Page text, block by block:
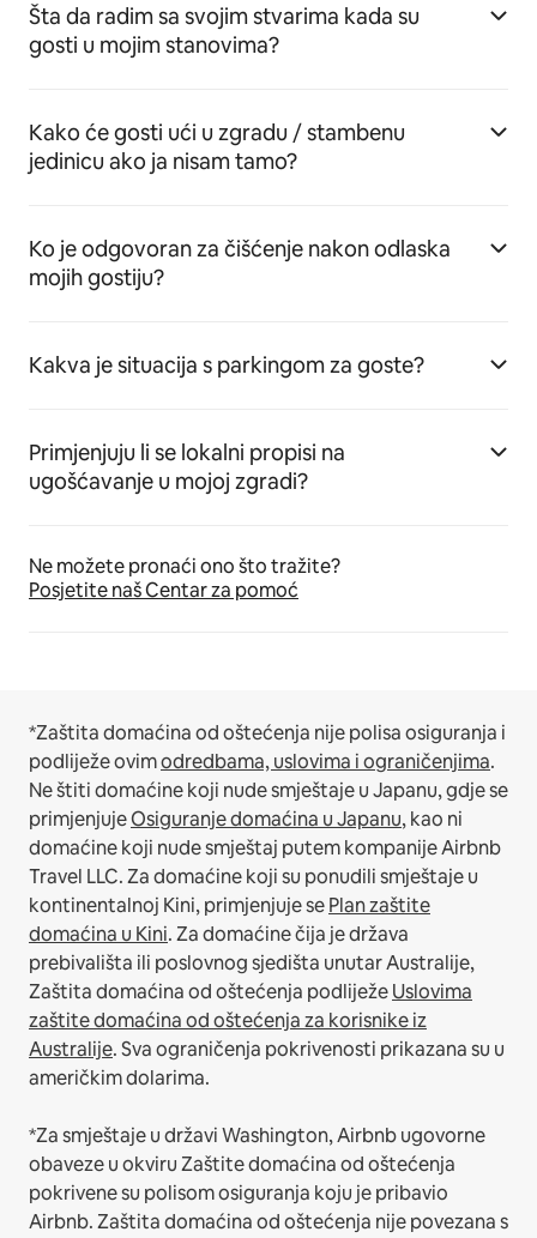
Šta da radim sa svojim stvarima kada su
gosti u mojim stanovima?
Kako će gosti ući u zgradu / stambenu
jedinicu ako ja nisam tamo?
Ko je odgovoran za čišćenje nakon odlaska
mojih gostiju?
Kakva je situacija s parkingom za goste?
Primjenjuju li se lokalni propisi na
ugošćavanje u mojoj zgradi?
Ne možete pronaći ono što tražite?
Posjetite naš Centar za pomoć
*Zaštita domaćina od oštećenja nije polisa osiguranja i
podliježe ovimodredbama, uslovima i ograničenjima.
Ne štiti domaćine koji nude smještaje u Japanu, gdje se
primjenjujeOsiguranje domaćina u Japanu, kao ni
domaćine koji nude smještaj putem kompanije Airbnb
Travel LLC.Za domaćine koji su ponudili smještaje u
kontinentalnoj Kini, primjenjuje sePlan zaštite
domaćina u Kini.Za domaćine čija je država
prebivališta ili poslovnog sjedišta unutar Australije,
Zaštita domaćina od oštećenja podliježeUslovima
zaštite domaćina od oštećenja za korisnike iz
Australije. Sva ograničenja pokrivenosti prikazana su u
američkim dolarima.
*Za smještaje u državi Washington, Airbnb ugovorne
obaveze u okviru Zaštite domaćina od oštećenja
pokrivene su polisom osiguranja koju je pribavio
Airbnb. Zaštita domaćina od oštećenja nije povezana s